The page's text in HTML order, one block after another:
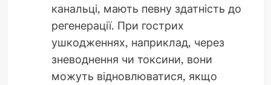
канальці, мають певну здатність до
регенерації. При гострих
ушкодженнях, наприклад, через
зневоднення чи токсини, вони
можуть відновлюватися, якщо